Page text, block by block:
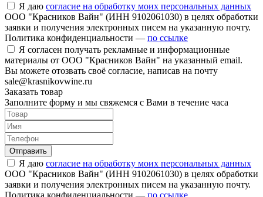
Я даю согласие на обработку моих персональных данных
ООО "Красников Вайн" (ИНН 9102061030) в целях обработки
заявки и получения электронных писем на указанную почту.
Политика конфиденциальности — по ссылке
Я согласен получать рекламные и информационные
материалы от ООО "Красников Вайн" на указанный email.
Вы можете отозвать своё согласие, написав на почту
sale@krasnikovwine.ru
Заказать товар
Заполните форму и мы свяжемся с Вами в течение часа
Отправить
Я даю согласие на обработку моих персональных данных
ООО "Красников Вайн" (ИНН 9102061030) в целях обработки
заявки и получения электронных писем на указанную почту.
Политика конфиденциальности — по ссылке